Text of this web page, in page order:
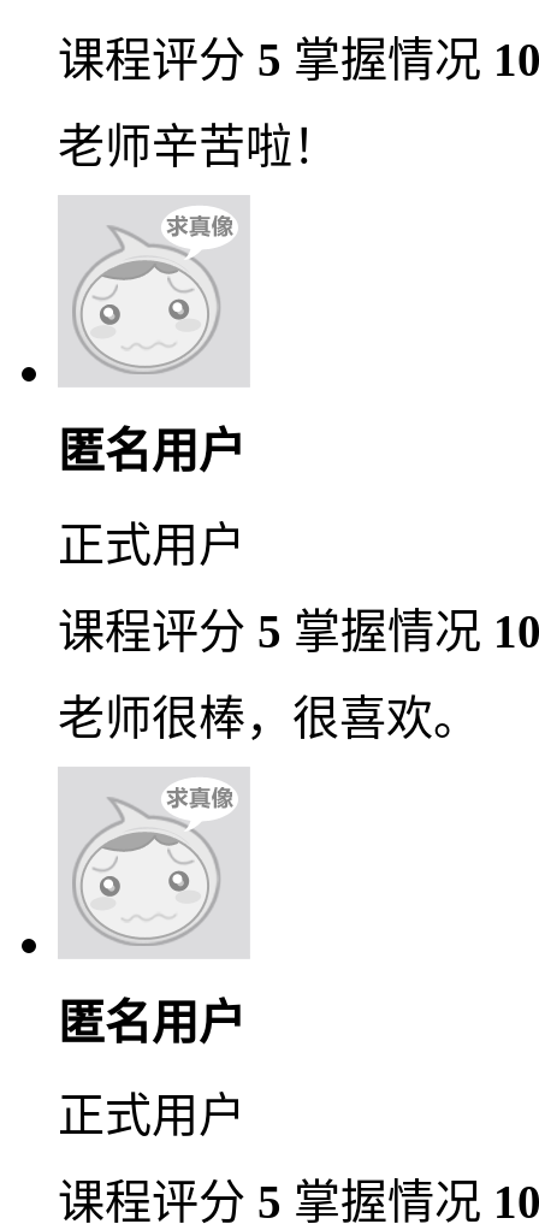
课程评分 5 掌握情况
老师辛苦啦！
匿名用户
正式用户
课程评分 5 掌握情况
老师很棒，很喜欢。
匿名用户
正式用户
课程评分 5 掌握情况